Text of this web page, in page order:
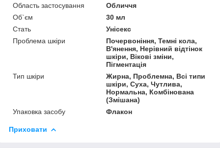
Область застосування
Обличчя
Об`єм
30 мл
Стать
Унісекс
Проблема шкіри
Почервоніння, Темні кола,
В'янення, Нерівний відтінок
шкіри, Вікові зміни,
Пігментація
Тип шкіри
Жирна, Проблемна, Всі типи
шкіри, Суха, Чутлива,
Нормальна, Комбінована
(Змішана)
Упаковка засобу
Флакон
Приховати